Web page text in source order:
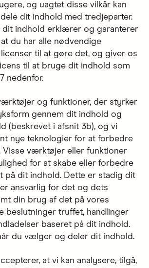
og uagtet disse vilkår kan
dit indhold med tredjeparter.
dit indhold erklærer og garanterer
du har alle nødvendige
til at gøre det, og giver os
til at bruge dit indhold som
nedenfor.
og funktioner, der styrker
gennem dit indhold og
(beskrevet i afsnit 3b), og vi
nye teknologier for at forbedre
Visse værktøjer eller funktioner
for at skabe eller forbedre
på dit indhold. Dette er stadig dit
ansvarlig for det og dets
din brug af det på vores
beslutninger truffet, handlinger
baseret på dit indhold.
du vælger og deler dit indhold.
at vi kan analysere, tilgå,